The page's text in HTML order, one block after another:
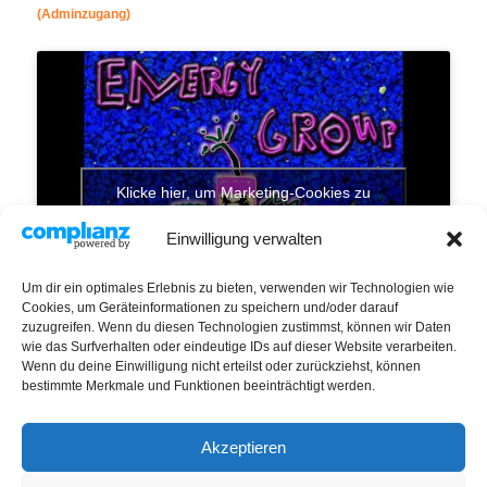
Einwilligung verwalten
Um dir ein optimales Erlebnis zu bieten, verwenden wir Technologien wie
Cookies, um Geräteinformationen zu speichern und/oder darauf
zuzugreifen. Wenn du diesen Technologien zustimmst, können wir Daten
wie das Surfverhalten oder eindeutige IDs auf dieser Website verarbeiten.
Wenn du deine Einwilligung nicht erteilst oder zurückziehst, können
bestimmte Merkmale und Funktionen beeinträchtigt werden.
Akzeptieren
(Adminzugang)
Klicke hier, um Marketing-Cookies zu
IMPRESSUM / DATENSCHUTZ